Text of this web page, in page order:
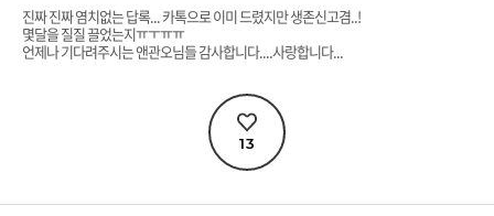
진짜 진짜 염치없는 답록... 카톡으로 이미 드렸지만 생존신고겸..!
몇달을 질질 끌었는지ㅠㅜㅠㅠ
언제나 기다려주시는 앤관오님들 감사합니다....사랑합니다...
13